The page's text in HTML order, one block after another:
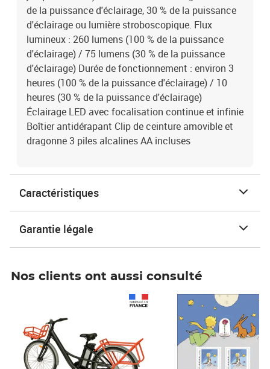
de la puissance d'éclairage, 30 % de la puissance
d'éclairage ou lumière stroboscopique. Flux
lumineux : 260 lumens (100 % de la puissance
d'éclairage) / 75 lumens (30 % de la puissance
d'éclairage) Durée de fonctionnement : environ 3
heures (100 % de la puissance d'éclairage) / 10
heures (30 % de la puissance d'éclairage)
Éclairage LED avec focalisation continue et infinie
Boîtier antidérapant Clip de ceinture amovible et
dragonne 3 piles alcalines AA incluses
Caractéristiques
Garantie légale
Nos clients ont aussi consulté
Prix 7,50€